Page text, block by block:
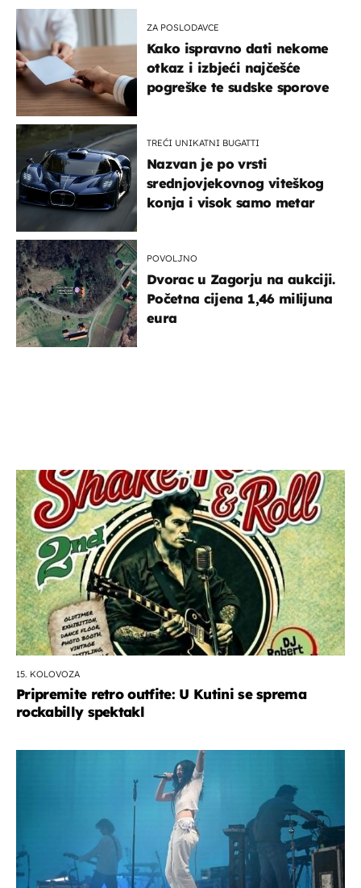
ZA POSLODAVCE
Kako ispravno dati nekome
otkaz i izbjeći najčešće
pogreške te sudske sporove
TREĆI UNIKATNI BUGATTI
Nazvan je po vrsti
srednjovjekovnog viteškog
konja i visok samo metar
POVOLJNO
Dvorac u Zagorju na aukciji.
Početna cijena 1,46 milijuna
eura
15. KOLOVOZA
Pripremite retro outfite: U Kutini se sprema
rockabilly spektakl